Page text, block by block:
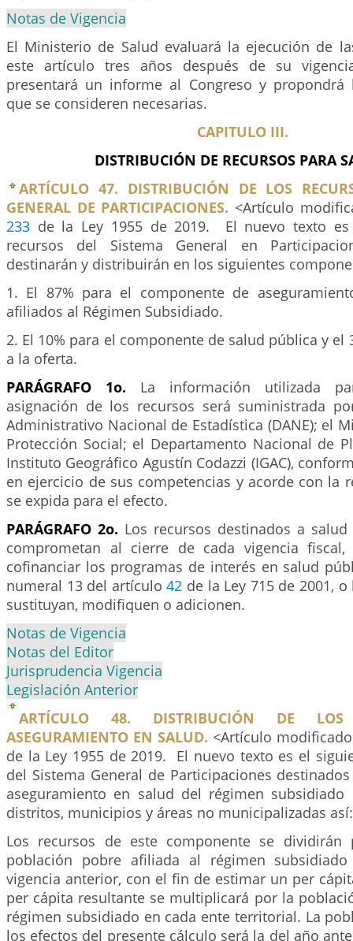
Notas de Vigencia
El Ministerio de Salud evaluará la ejecución de
este artículo tres años después de su
presentará un informe al Congreso y propondrá
que se consideren necesarias.
CAPITULO III.
DISTRIBUCIÓN DE RECURSOS PARA
ARTÍCULO 47. DISTRIBUCIÓN DE LOS
GENERAL DE PARTICIPACIONES. <Artículo
233 de la Ley 1955 de 2019. El nuevo texto es
recursos del Sistema General en
destinarán y distribuirán en los siguientes
1. El 87% para el componente de
afiliados al Régimen Subsidiado.
2. El 10% para el componente de salud pública y el
a la oferta.
PARÁGRAFO 1o. La información utilizada
asignación de los recursos será suministrada
Administrativo Nacional de Estadística (DANE); el
Protección Social; el Departamento Nacional de
Instituto Geográfico Agustín Codazzi (IGAC),
en ejercicio de sus competencias y acorde con la
se expida para el efecto.
PARÁGRAFO 2o. Los recursos destinados a
comprometan al cierre de cada vigencia
cofinanciar los programas de interés en salud
numeral 13 del artículo42 de la Ley 715 de 2001,
sustituyan, modifiquen o adicionen.
Notas de Vigencia
Notas del Editor
Jurisprudencia Vigencia
Legislación Anterior
ARTÍCULO 48. DISTRIBUCIÓN DE LOS
ASEGURAMIENTO EN SALUD. <Artículo
de la Ley 1955 de 2019. El nuevo texto es el
del Sistema General de Participaciones
aseguramiento en salud del régimen subsidiado
distritos, municipios y áreas no municipalizadas así:
Los recursos de este componente se
población pobre afiliada al régimen
vigencia anterior, con el fin de estimar un per
per cápita resultante se multiplicará por la
régimen subsidiado en cada ente territorial. La
los efectos del presente cálculo será la del año